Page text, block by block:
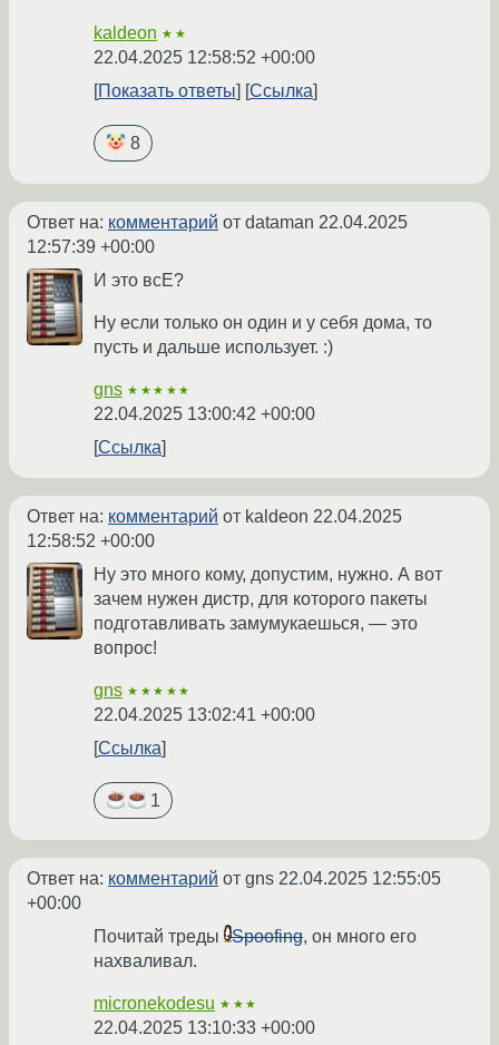
kaldeon ★★
22.04.2025 12:58:52 +00:00
Показать ответы
Ссылка
8
Ответ на: комментарий от dataman 22.04.2025
12:57:39 +00:00
И это всЕ?
Ну если только он один и у себя дома, то
пусть и дальше использует. :)
gns ★★★★★
22.04.2025 13:00:42 +00:00
Ссылка
Ответ на: комментарий от kaldeon 22.04.2025
12:58:52 +00:00
Ну это много кому, допустим, нужно. А вот
зачем нужен дистр, для которого пакеты
подготавливать замумукаешься, — это
вопрос!
gns ★★★★★
22.04.2025 13:02:41 +00:00
Ссылка
1
Ответ на: комментарий от gns 22.04.2025 12:55:05
+00:00
Почитай треды
Spoofing, он много его
нахваливал.
micronekodesu ★★★
22.04.2025 13:10:33 +00:00